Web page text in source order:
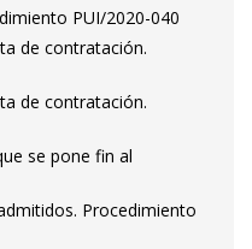
PUI/2020-040
de contratación.
de contratación.
se pone fin al
Procedimiento